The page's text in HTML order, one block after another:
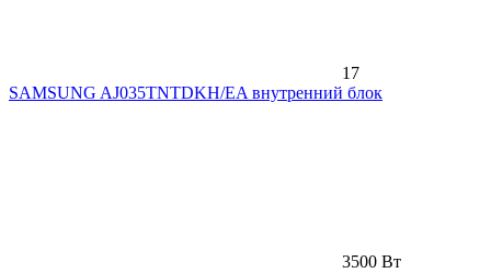
17
SAMSUNG AJ035TNTDKH/EA внутренний блок
3500 Вт